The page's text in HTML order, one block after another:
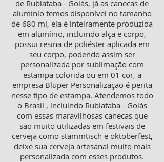
de Rubiataba - Goiás, já as canecas de
alumínio temos disponível no tamanho
de 680 ml, ela é inteiramente produzida
em alumínio, incluindo alça e corpo,
possui resina de poliéster aplicada em
seu corpo, podendo assim ser
personalizada por sublimação com
estampa colorida ou em 01 cor, a
empresa Bluper Personalização é perita
nesse tipo de estampa. Atendemos todo
o Brasil , incluindo Rubiataba - Goiás
com essas maravilhosas canecas que
são muito utilizadas em festivais de
cerveja como stammtisch e oktoberfest,
deixe sua cerveja artesanal muito mais
personalizada com esses produtos.